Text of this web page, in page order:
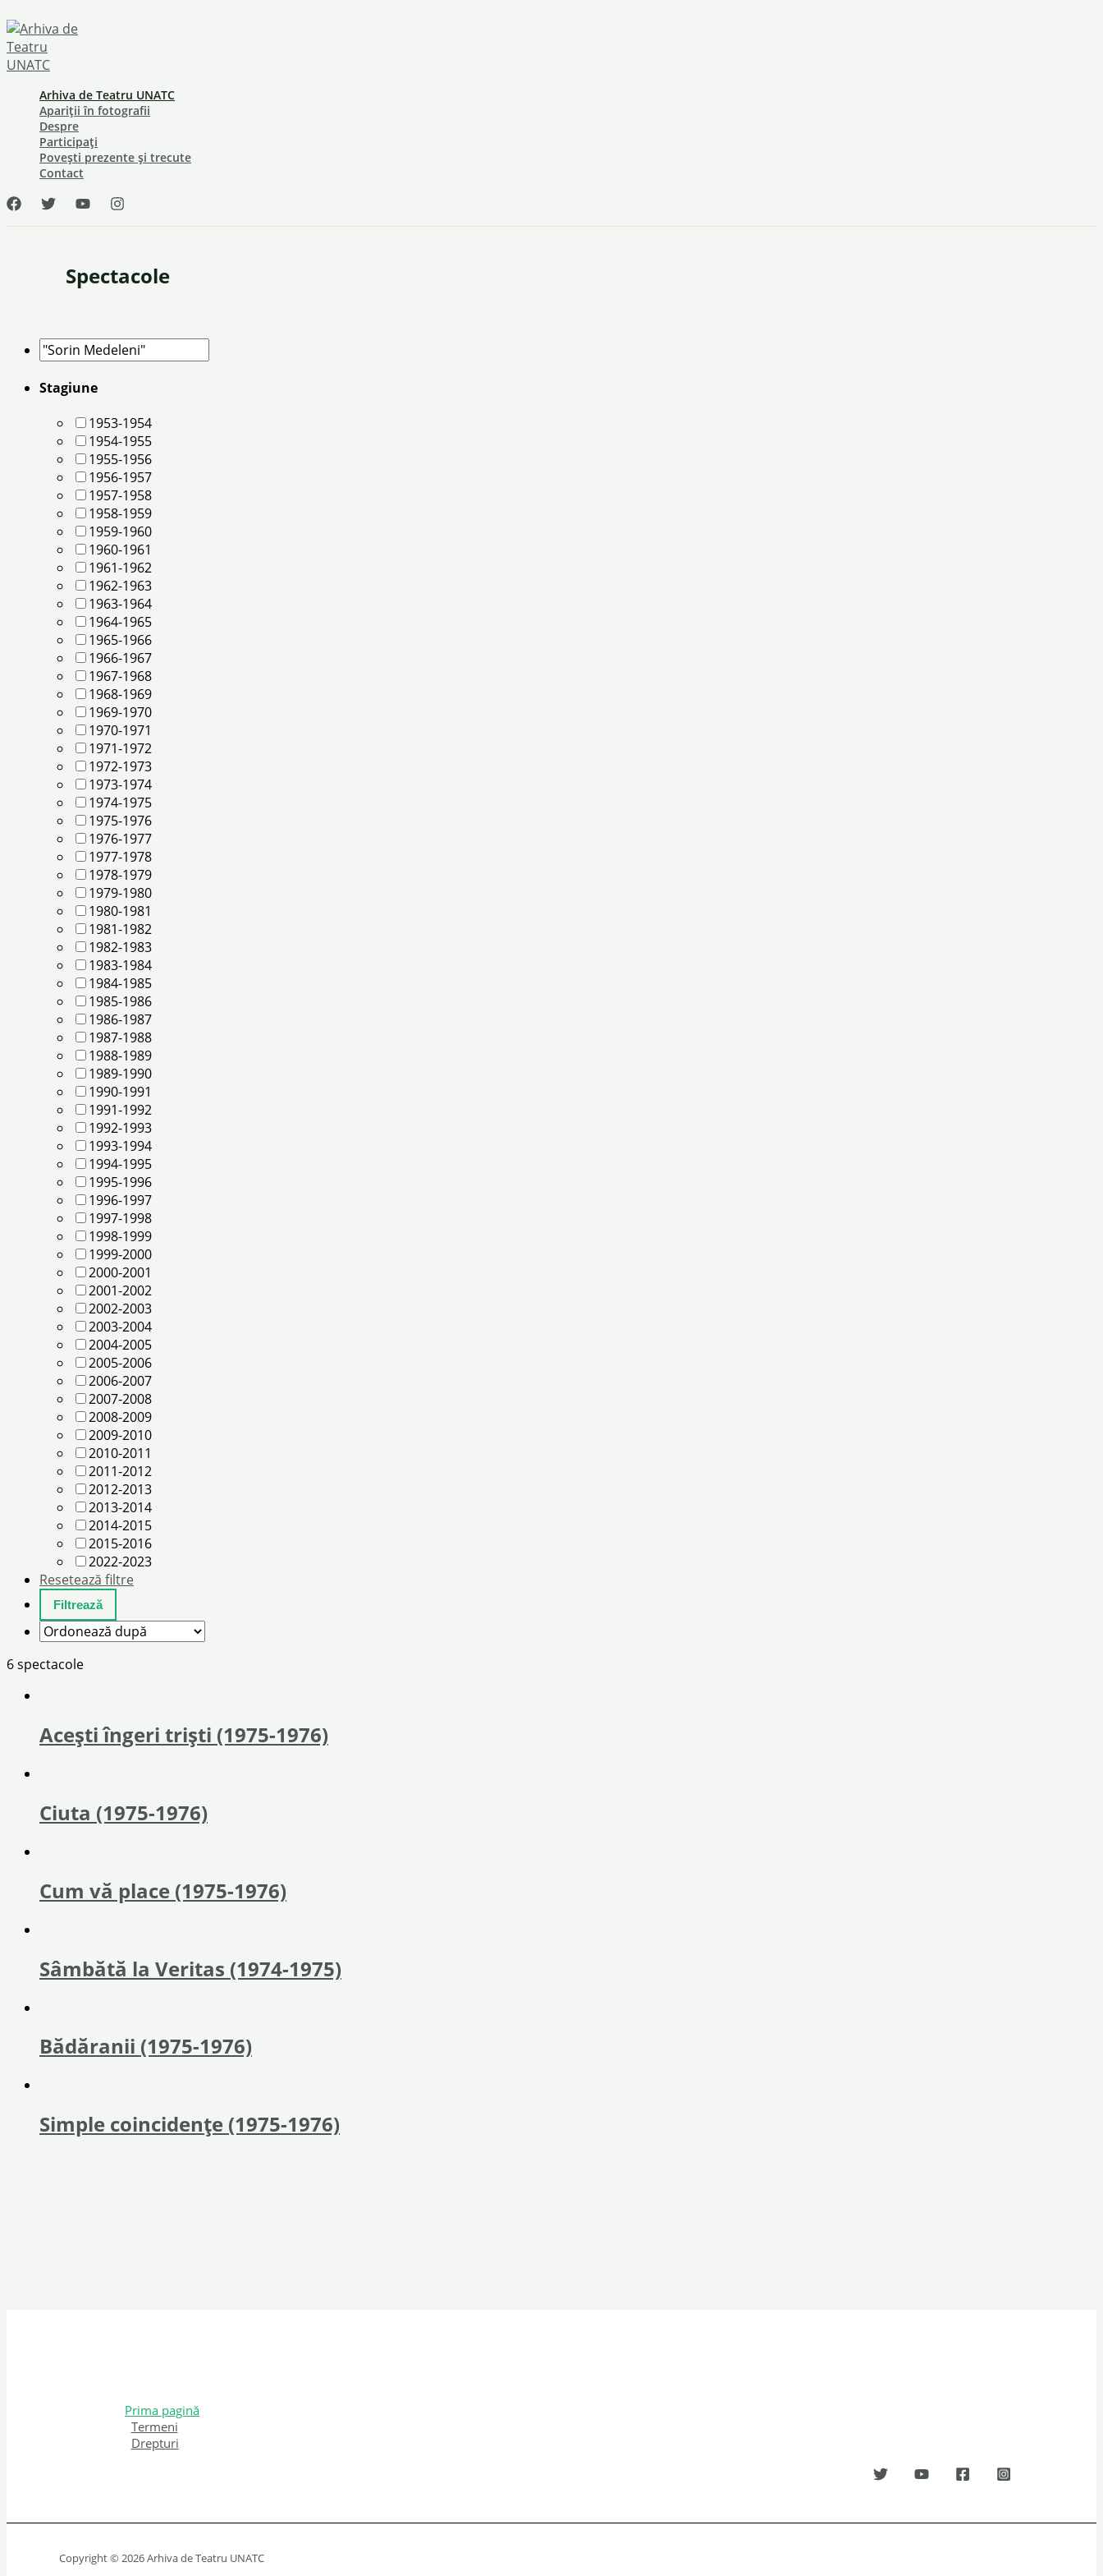
to
content
Arhiva de Teatru UNATC
Apariții în fotografii
Despre
Participați
Povești prezente și trecute
Contact
Spectacole
Stagiune
1953-1954
1954-1955
1955-1956
1956-1957
1957-1958
1958-1959
1959-1960
1960-1961
1961-1962
1962-1963
1963-1964
1964-1965
1965-1966
1966-1967
1967-1968
1968-1969
1969-1970
1970-1971
1971-1972
1972-1973
1973-1974
1974-1975
1975-1976
1976-1977
1977-1978
1978-1979
1979-1980
1980-1981
1981-1982
1982-1983
1983-1984
1984-1985
1985-1986
1986-1987
1987-1988
1988-1989
1989-1990
1990-1991
1991-1992
1992-1993
1993-1994
1994-1995
1995-1996
1996-1997
1997-1998
1998-1999
1999-2000
2000-2001
2001-2002
2002-2003
2003-2004
2004-2005
2005-2006
2006-2007
2007-2008
2008-2009
2009-2010
2010-2011
2011-2012
2012-2013
2013-2014
2014-2015
2015-2016
2022-2023
Resetează filtre
6 spectacole
Acești îngeri triști (1975-1976)
Ciuta (1975-1976)
Cum vă place (1975-1976)
Sâmbătă la Veritas (1974-1975)
Bădăranii (1975-1976)
Simple coincidențe (1975-1976)
Prima pagină
Termeni
Drepturi
Copyright © 2026 Arhiva de Teatru UNATC